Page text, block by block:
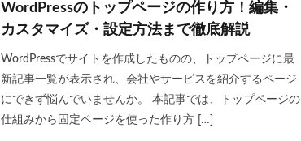
WordPressのトップページの作り方！編集・
カスタマイズ・設定方法まで徹底解説
WordPressでサイトを作成したものの、トップページに最
新記事一覧が表示され、会社やサービスを紹介するページ
にできず悩んでいませんか。 本記事では、トップページの
仕組みから固定ページを使った作り方 […]